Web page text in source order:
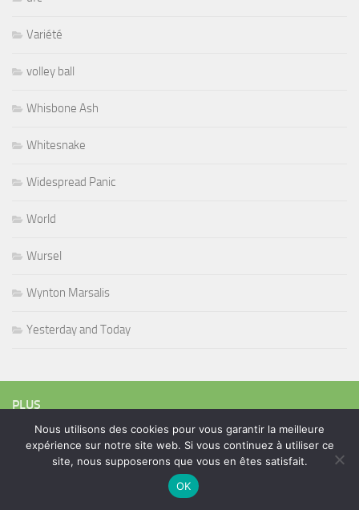
Variété
volley ball
Whisbone Ash
Whitesnake
Widespread Panic
World
Wursel
Wynton Marsalis
Yesterday and Today
PLUS
Rechercher :
Nous utilisons des cookies pour vous garantir la meilleure
expérience sur notre site web. Si vous continuez à utiliser ce
site, nous supposerons que vous en êtes satisfait.
OK